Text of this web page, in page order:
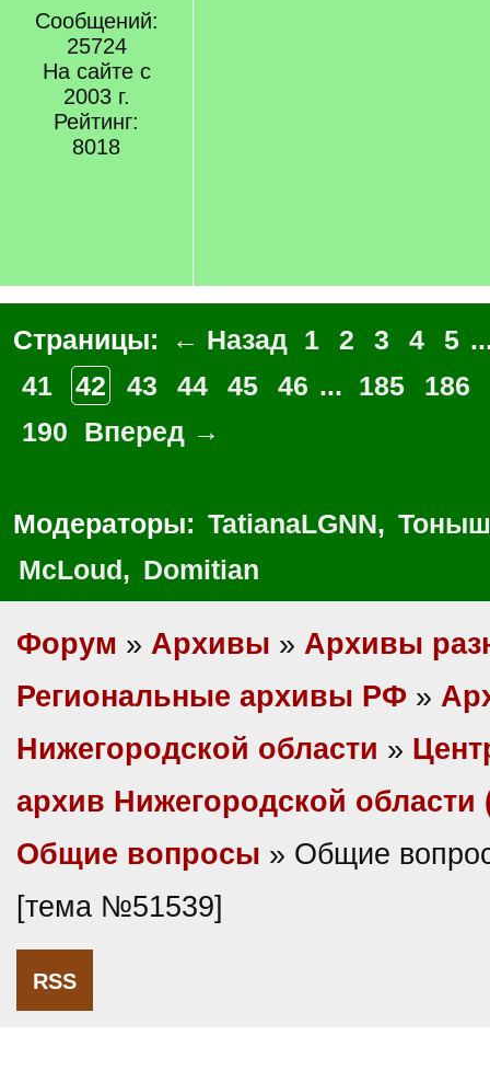
Сообщений:
25724
На сайте с
2003 г.
Рейтинг:
8018
Страницы: ← Назад 1 2 3 4 5
41
42 43 44 45 46 ... 185
186
190
Вперед →
Модераторы: TatianaLGNN,
McLoud, Domitian
Форум » Архивы » Архивы
Региональные архивы РФ »
Нижегородской области »
архив Нижегородской
Общие вопросы » Общие
[тема №51539]
RSS